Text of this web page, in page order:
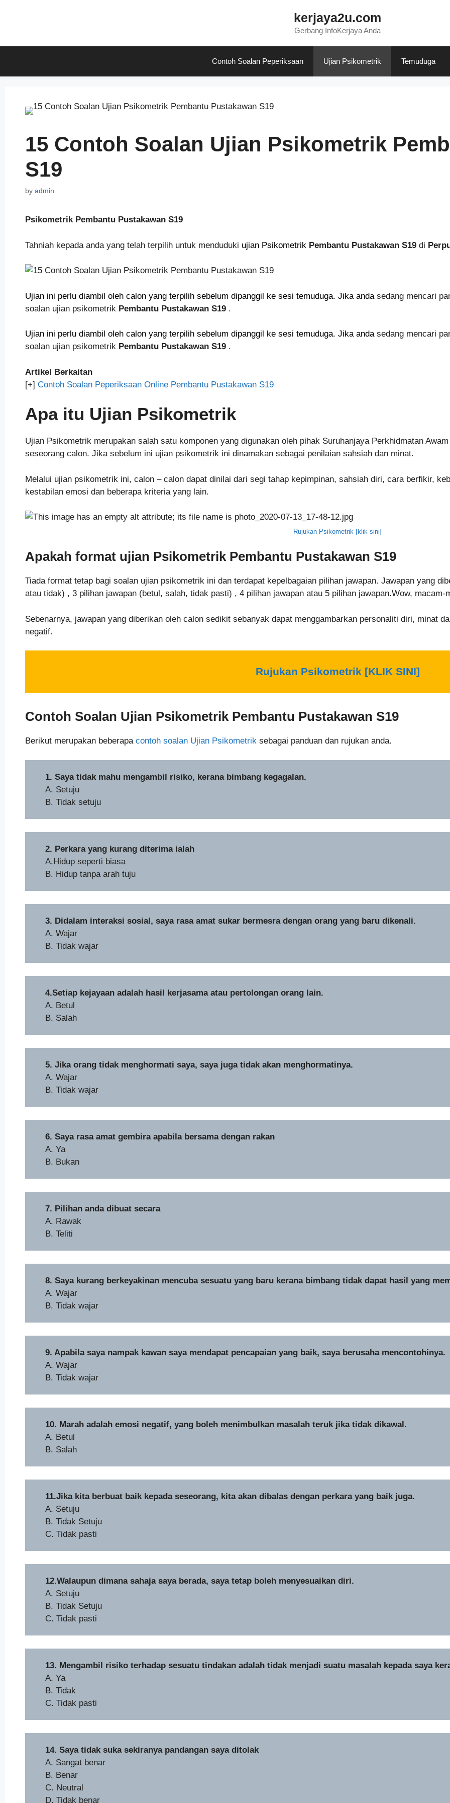
kerjaya2u.com
Gerbang InfoKerjaya Anda
Contoh Soalan Peperiksaan Ujian Psikometrik Temuduga
15 Contoh Soalan Ujian Psikometrik
S19
by admin
Psikometrik Pembantu Pustakawan S19
Tahniah kepada anda yang telah terpilih untuk menduduki ujian Psikometrik Pembantu Pustakawan S19di
Ujian ini perlu diambil oleh calon yang terpilih sebelum dipanggil ke sesi temuduga. Jika andasedang mencari
soalan ujian psikometrik Pembantu Pustakawan S19.
Ujian ini perlu diambil oleh calon yang terpilih sebelum dipanggil ke sesi temuduga. Jika andasedang mencari
soalan ujian psikometrik Pembantu Pustakawan S19.
Artikel Berkaitan
[+] Contoh Soalan Peperiksaan Online Pembantu Pustakawan S19
Apa itu Ujian Psikometrik
Ujian Psikometrik merupakan salah satu komponen yang digunakan oleh pihak Suruhanjaya Perkhidmatan
seseorang calon. Jika sebelum ini ujian psikometrik ini dinamakan sebagai penilaian sahsiah dan minat.
Melalui ujian psikometrik ini, calon – calon dapat dinilai dari segi tahap kepimpinan, sahsiah diri, cara berfikir,
kestabilan emosi dan beberapa kriteria yang lain.
Rujukan Psikometrik [klik sini]
Apakah format ujian Psikometrik Pembantu Pustakawan S19
Tiada format tetap bagi soalan ujian psikometrik ini dan terdapat kepelbagaian pilihan jawapan. Jawapan yang
atau tidak) , 3 pilihan jawapan (betul, salah, tidak pasti) , 4 pilihan jawapan atau 5 pilihan jawapan.Wow, macam-
Sebenarnya, jawapan yang diberikan oleh calon sedikit sebanyak dapat menggambarkan personaliti diri, minat
negatif.
Rujukan Psikometrik [KLIK SINI]
Contoh Soalan Ujian Psikometrik Pembantu Pustakawan S19
Berikut merupakan beberapa contoh soalan Ujian Psikometriksebagai panduan dan rujukan anda.
1. Saya tidak mahu mengambil risiko, kerana bimbang kegagalan.
A. Setuju
B. Tidak setuju
2. Perkara yang kurang diterima ialah
A.Hidup seperti biasa
B. Hidup tanpa arah tuju
3. Didalam interaksi sosial, saya rasa amat sukar bermesra dengan orang yang baru dikenali.
A. Wajar
B. Tidak wajar
4.Setiap kejayaan adalah hasil kerjasama atau pertolongan orang lain.
A. Betul
B. Salah
5. Jika orang tidak menghormati saya, saya juga tidak akan menghormatinya.
A. Wajar
B. Tidak wajar
6. Saya rasa amat gembira apabila bersama dengan rakan
A. Ya
B. Bukan
7. Pilihan anda dibuat secara
A. Rawak
B. Teliti
8. Saya kurang berkeyakinan mencuba sesuatu yang baru kerana bimbang tidak dapat hasil yang
A. Wajar
B. Tidak wajar
9. Apabila saya nampak kawan saya mendapat pencapaian yang baik, saya berusaha mencontohinya.
A. Wajar
B. Tidak wajar
10. Marah adalah emosi negatif, yang boleh menimbulkan masalah teruk jika tidak dikawal.
A. Betul
B. Salah
11.Jika kita berbuat baik kepada seseorang, kita akan dibalas dengan perkara yang baik juga.
A. Setuju
B. Tidak Setuju
C. Tidak pasti
12.Walaupun dimana sahaja saya berada, saya tetap boleh menyesuaikan diri.
A. Setuju
B. Tidak Setuju
C. Tidak pasti
13. Mengambil risiko terhadap sesuatu tindakan adalah tidak menjadi suatu masalah kepada saya
A. Ya
B. Tidak
C. Tidak pasti
14. Saya tidak suka sekiranya pandangan saya ditolak
A. Sangat benar
B. Benar
C. Neutral
D. Tidak benar